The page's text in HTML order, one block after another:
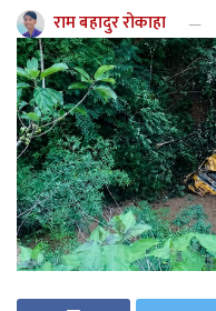
राम बहादुर रोकाहा